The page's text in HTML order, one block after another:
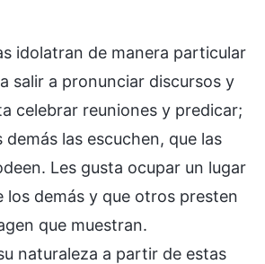
idolatran de manera particular
salir a pronunciar discursos y
celebrar reuniones y predicar;
demás las escuchen, que las
Les gusta ocupar un lugar
los demás y que otros presten
que muestran.
naturaleza a partir de estas